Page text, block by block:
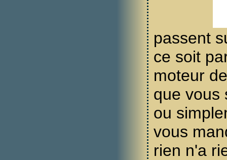
passent
ce soit
moteur
que vous
ou
vous
rien n'a